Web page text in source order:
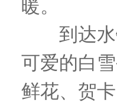
暖。
到达水
可爱的白
鲜花、贺